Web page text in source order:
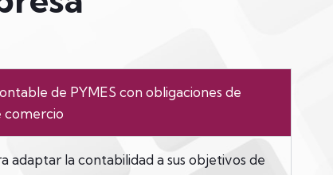
de PYMES con obligaciones de
comercio
adaptar la contabilidad a sus objetivos de